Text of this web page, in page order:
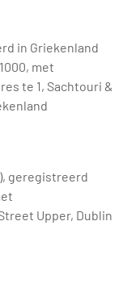
in Griekenland
met
te 1, Sachtouri &
geregistreerd
Upper, Dublin